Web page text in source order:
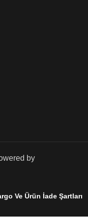
by
Ve Ürün İade Şartları